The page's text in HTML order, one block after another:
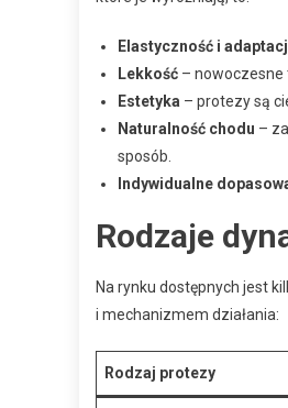
Elastyczność i
Lekkość – nowoczesne
Estetyka – protezy są
Naturalność chodu –
sposób.
Indywidualne
Rodzaje
Na rynku dostępnych jest
i mechanizmem działania:
Rodzaj protezy